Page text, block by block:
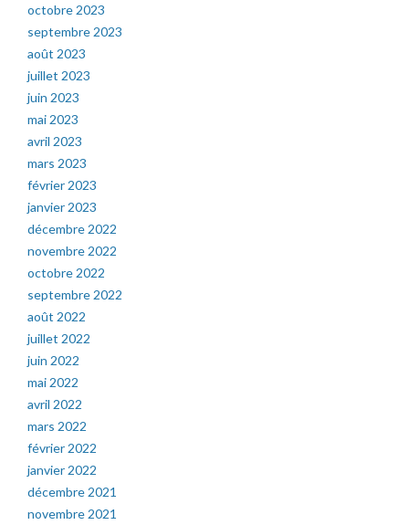
octobre 2023
septembre 2023
août 2023
juillet 2023
juin 2023
mai 2023
avril 2023
mars 2023
février 2023
janvier 2023
décembre 2022
novembre 2022
octobre 2022
septembre 2022
août 2022
juillet 2022
juin 2022
mai 2022
avril 2022
mars 2022
février 2022
janvier 2022
décembre 2021
novembre 2021